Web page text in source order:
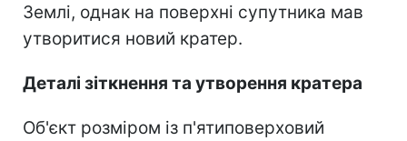
Землі, однак на поверхні супутника мав
утворитися новий кратер.
Деталі зіткнення та утворення кратера
Об'єкт розміром із п'ятиповерховий